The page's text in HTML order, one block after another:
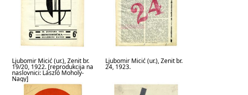
Ljubomir Micić (ur.), Zenit br.
19/20, 1922. [reprodukcija na
naslovnici: László Moholy-
Nagy]
Ljubomir Micić (ur.), Zenit br.
24, 1923.